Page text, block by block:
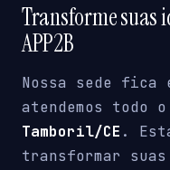
Transforme suas
APP2B
Nossa sede fica
atendemos
Tamboril/CE .
transformar